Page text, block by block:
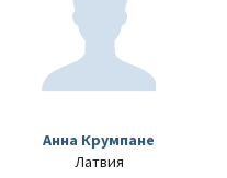
Анна Крумпане
Латвия